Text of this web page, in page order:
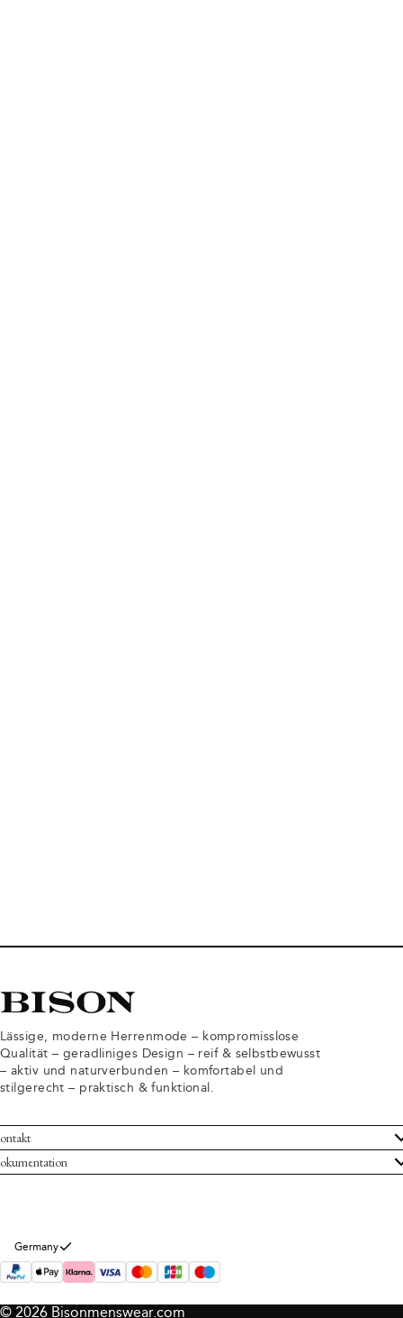
Lässige, moderne Herrenmode – kompromisslose
Qualität – geradliniges Design – reif & selbstbewusst
– aktiv und naturverbunden – komfortabel und
stilgerecht – praktisch & funktional.
Bison
Geschäftsbedingungen
Informationen
Germany
© 2026 Bisonmenswear.com